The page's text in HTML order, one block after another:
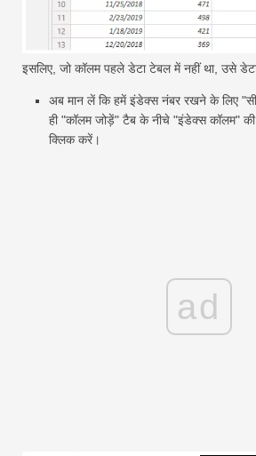
इसलिए, जो कॉलम पहले डेटा टेबल में नहीं था, उसे
अब मान लें कि हमें इंडेक्स नंबर रखने के लिए
ही "कॉलम जोड़ें" टैब के नीचे "इंडेक्स कॉलम" की
क्लिक करें।
ad